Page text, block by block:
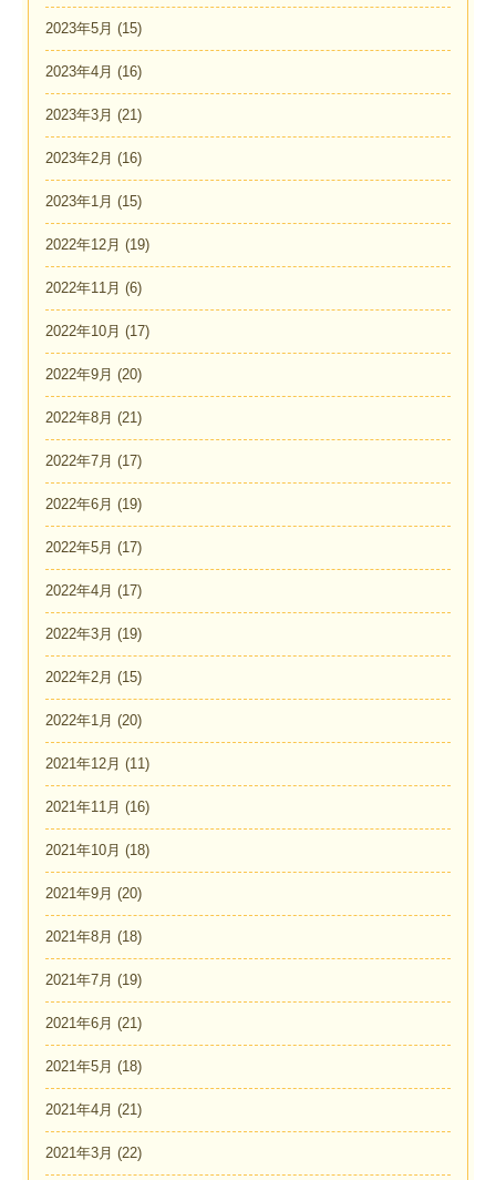
2023年5月 (15)
2023年4月 (16)
2023年3月 (21)
2023年2月 (16)
2023年1月 (15)
2022年12月 (19)
2022年11月 (6)
2022年10月 (17)
2022年9月 (20)
2022年8月 (21)
2022年7月 (17)
2022年6月 (19)
2022年5月 (17)
2022年4月 (17)
2022年3月 (19)
2022年2月 (15)
2022年1月 (20)
2021年12月 (11)
2021年11月 (16)
2021年10月 (18)
2021年9月 (20)
2021年8月 (18)
2021年7月 (19)
2021年6月 (21)
2021年5月 (18)
2021年4月 (21)
2021年3月 (22)